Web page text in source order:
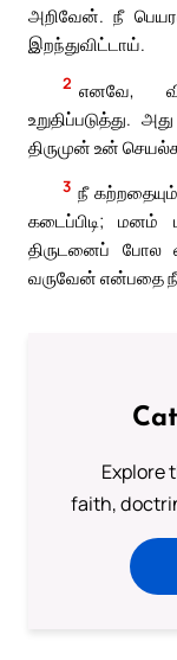
அறிவேன். நீ
இறந்துவிட்டாய்.
2 எனவே,
உறுதிப்படுத்து.
திருமுன் உன்
3 நீ
கடைப்பிடி; மனம்
திருடனைப் போல
வருவேன் என்பதை
Explore
faith,